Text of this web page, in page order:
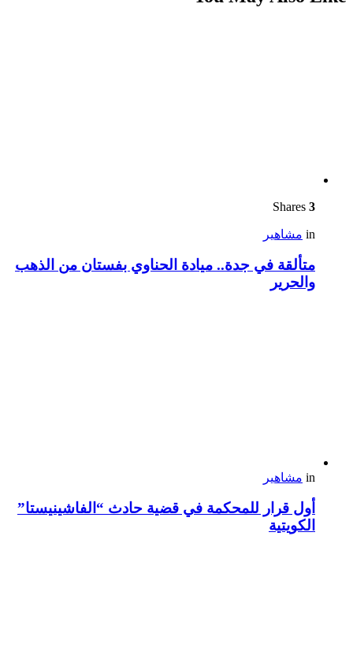
3
in مشاهير
متألقة في جدة.. ميادة الحناوي بفستان من الذهب
والحرير
in مشاهير
أول قرار للمحكمة في قضية حادث “الفاشينيستا”
الكويتية